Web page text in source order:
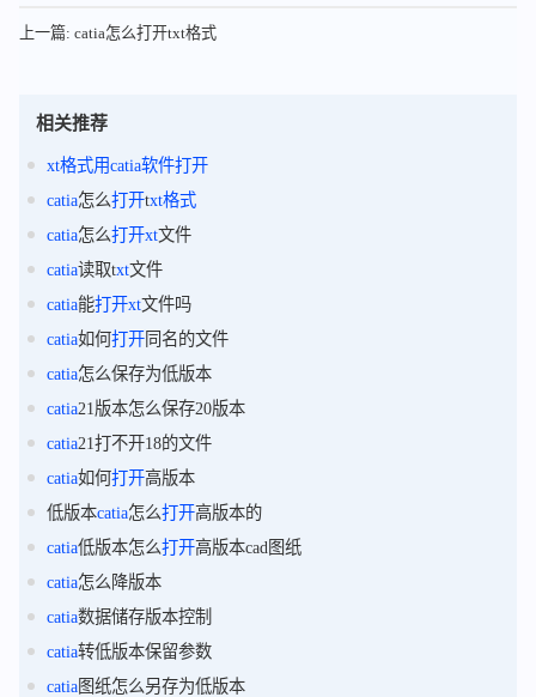
上一篇: catia怎么打开txt格式
相关推荐
xt格式用catia软件打开
catia怎么打开txt格式
catia怎么打开xt文件
catia读取txt文件
catia能打开xt文件吗
catia如何打开同名的文件
catia怎么保存为低版本
catia21版本怎么保存20版本
catia21打不开18的文件
catia如何打开高版本
低版本catia怎么打开高版本的
catia低版本怎么打开高版本cad图纸
catia怎么降版本
catia数据储存版本控制
catia转低版本保留参数
catia图纸怎么另存为低版本